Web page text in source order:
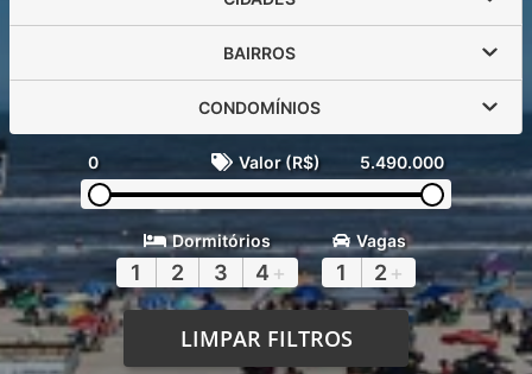
BAIRROS
CONDOMÍNIOS
0 Valor (R$) 5.490.000
Dormitórios
1 2 3 4 +
Vagas
1 2 +
LIMPAR FILTROS